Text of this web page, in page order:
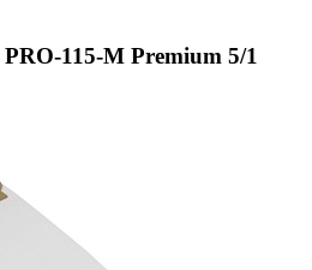
PRO-115-M Premium 5/1